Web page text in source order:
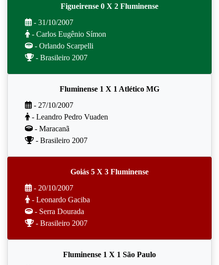
Figueirense 0 X 2 Fluminense
- 31/10/2007
- Carlos Eugênio Símon
- Orlando Scarpelli
- Brasileiro 2007
Fluminense 1 X 1 Atlético MG
- 27/10/2007
- Leandro Pedro Vuaden
- Maracanã
- Brasileiro 2007
Goiás 5 X 3 Fluminense
- 20/10/2007
- Leonardo Gaciba
- Serra Dourada
- Brasileiro 2007
Fluminense 1 X 1 São Paulo